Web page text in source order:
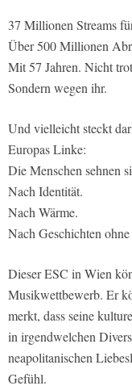
37 Millionen Streams
Über 500 Millionen
Mit 57 Jahren. Nicht
Sondern wegen ihr.
Und vielleicht steckt
Europas Linke:
Die Menschen sehnen
Nach Identität.
Nach Wärme.
Nach Geschichten
Dieser ESC in Wien
Musikwettbewerb. Er
merkt, dass seine
in irgendwelchen
neapolitanischen
Gefühl.